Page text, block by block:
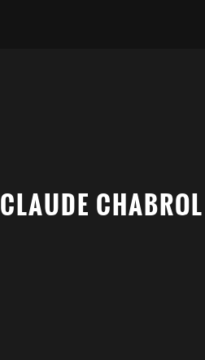
CLAUDE CHABROL